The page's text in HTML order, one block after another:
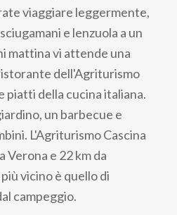
viaggiare leggermente,
e lenzuola a un
mattina vi attende una
dell'Agriturismo
piatti della cucina italiana.
un barbecue e
L'Agriturismo Cascina
Verona e 22 km da
vicino è quello di
campeggio.